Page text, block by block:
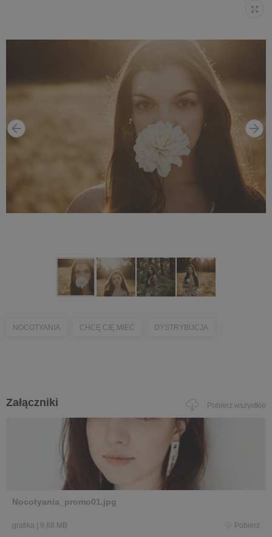
NOCOTYANIA CHCĘ CIĘ MIEĆ DYSTRYBUCJA
Załączniki Pobierz wszystkie
Nocotyania_promo01.jpg
grafika 9,68 MB Pobierz